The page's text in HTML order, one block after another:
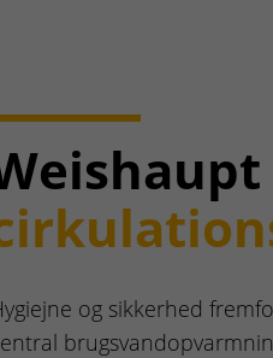
og sikkerhed